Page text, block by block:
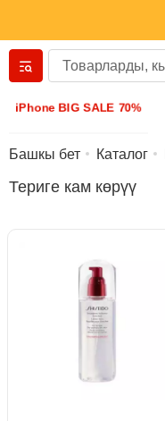
iPhone BIG SALE 70%
Вернуться назад
Аксессуарлар
Бижутерия
Башкы бет Каталог
Териге кам көрүү